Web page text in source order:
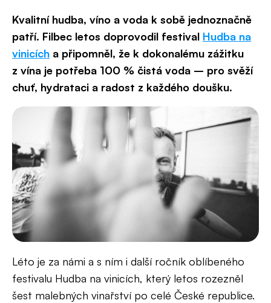
Kvalitní hudba, víno a voda k sobě jednoznačně
patří. Filbec letos doprovodil festival Hudba na
vinicích a připomněl, že k dokonalému zážitku
z vína je potřeba 100 % čistá voda – pro svěží
chuť, hydrataci a radost z každého doušku.
Léto je za námi a s ním i další ročník oblíbeného
festivalu Hudba na vinicích, který letos rozezněl
šest malebných vinařství po celé České republice.